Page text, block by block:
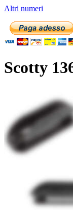
Altri numeri
Scotty